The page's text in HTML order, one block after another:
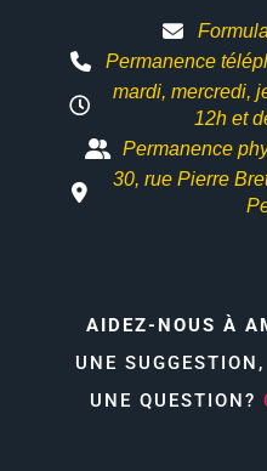
Permanence
mardi, mercredi,
12h et
Permanence
30, rue Pierre
AIDEZ-NOUS À
UNE
UNE QUESTION?